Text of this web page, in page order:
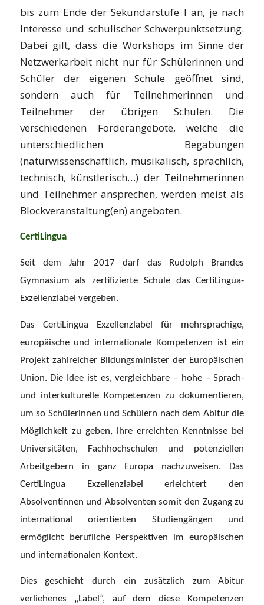
bis zum Ende der Sekundarstufe I an, je nach
Interesse und schulischer Schwerpunktsetzung.
Dabei gilt, dass die Workshops im Sinne der
Netzwerkarbeit nicht nur für Schülerinnen und
Schüler der eigenen Schule geöffnet sind,
sondern auch für Teilnehmerinnen und
Teilnehmer der übrigen Schulen. Die
verschiedenen Förderangebote, welche die
unterschiedlichen Begabungen
(naturwissenschaftlich, musikalisch, sprachlich,
technisch, künstlerisch…) der Teilnehmerinnen
und Teilnehmer ansprechen, werden meist als
Blockveranstaltung(en) angeboten.
CertiLingua
Seit dem Jahr 2017 darf das Rudolph Brandes
Gymnasium als zertifizierte Schule das CertiLingua-
Exzellenzlabel vergeben.
Das CertiLingua Exzellenzlabel für mehrsprachige,
europäische und internationale Kompetenzen ist ein
Projekt zahlreicher Bildungsminister der Europäischen
Union. Die Idee ist es, vergleichbare – hohe – Sprach-
und interkulturelle Kompetenzen zu dokumentieren,
um so Schülerinnen und Schülern nach dem Abitur die
Möglichkeit zu geben, ihre erreichten Kenntnisse bei
Universitäten, Fachhochschulen und potenziellen
Arbeitgebern in ganz Europa nachzuweisen. Das
CertiLingua Exzellenzlabel erleichtert den
Absolventinnen und Absolventen somit den Zugang zu
international orientierten Studiengängen und
ermöglicht berufliche Perspektiven im europäischen
und internationalen Kontext.
Dies geschieht durch ein zusätzlich zum Abitur
verliehenes „Label“, auf dem diese Kompetenzen